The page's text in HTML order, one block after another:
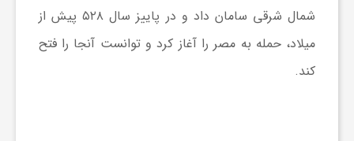
شمال شرقی سامان داد و در پاییز سال ۵۲۸ پیش از
میلاد، حمله به مصر را آغاز کرد و توانست آنجا را فتح
کند.